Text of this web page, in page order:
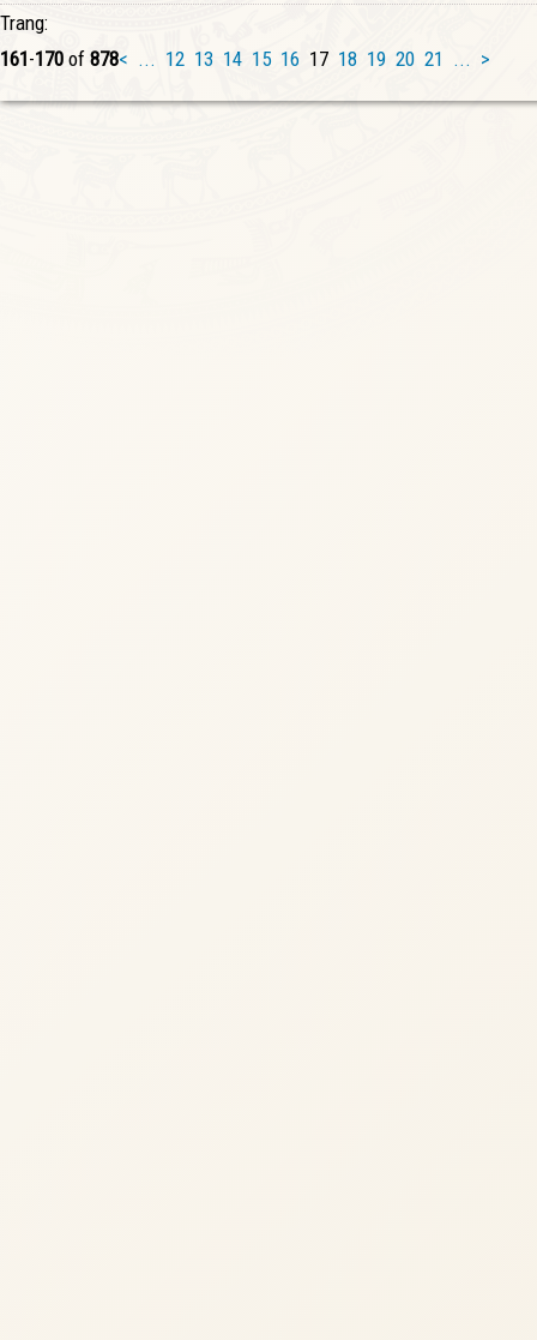
Trang:
161-170 of 878< ... 12 13 14 15 16 17 18 19 20 21 ... >